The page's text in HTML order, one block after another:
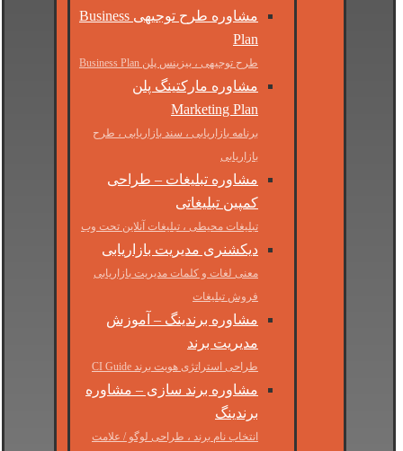
مشاوره طرح توجیهی Business
Plan
طرح توجیهی ، بیزینس پلن Business Plan
مشاوره مارکتینگ پلن
Marketing Plan
برنامه بازاریابی ، سند بازاریابی ، طرح
بازاریابی
مشاوره تبلیغات – طراحی
کمپین تبلیغاتی
تبلیغات محیطی ، تبلیغات آنلاین تحت وب
دیکشنری مدیریت بازاریابی
معنی لغات و کلمات مدیریت بازاریابی
فروش تبلیغات
مشاوره برندینگ – آموزش
مدیریت برند
طراحی استراتژی هویت برند CI Guide
مشاوره برند سازی – مشاوره
برندینگ
انتخاب نام برند ، طراحی لوگو / علامت